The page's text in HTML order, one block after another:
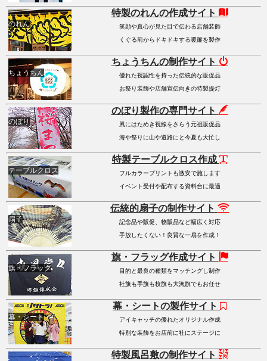
のれん
特製のれんの作成サイト
笑顔や真心が見た目で伝わる店舗装飾
くぐる前からドキドキする暖簾を製作
ちょうちん
ちょうちんの制作サイト
優れた視認性を持った伝統的な販促品
お祭り装飾や店舗宣伝向きの特製提灯
のぼり
のぼり製作の専門サイト
風にはためき視線をさらう元祖販促品
海や祭りに山や道路にと今夏も大忙し
テーブルクロス
特製テーブルクロス作成
フルカラープリントも激安で施します
イベント受付や配布する資料台に最適
扇子
伝統的扇子の制作サイト
記念品や販促、物販品など幅広く対応
手放したくない！良質な一扇を作成！
旗・フラッグ
旗・フラッグ作成サイト
目的と最良の種類をマッチングし制作
社旗も手旗も校旗も大漁旗でもお任せ
幕・シート
幕・シートの製作サイト
アイキャッチの優れたオリジナル作成
特別な装飾をお店前に社にステージに
特製風呂敷の制作サイト